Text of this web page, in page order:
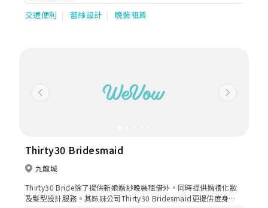
交通便利 蕾絲設計 晚裝租賃
Previous Next
Thirty30 Bridesmaid
九龍城
Thirty30 Bride除了提供新娘婚紗晚裝租借外，同時提供婚禮化妝
及髮型設計服務。其姊妹公司Thirty30 Bridesmaid更提供度身訂